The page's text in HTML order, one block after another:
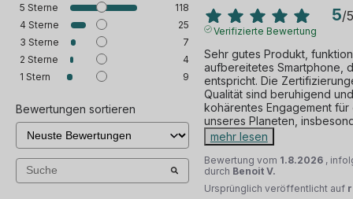
5 Sterne
118
4 Sterne
25
3 Sterne
7
2 Sterne
4
1 Stern 9
Bewertungen sortieren
5/5
Verifizierte Bewertung
Sehr gutes Produkt,
aufbereitetes Smartphone,
entspricht. Die
Qualität sind beruhigend
kohärentes Engagement
unseres Planeten,
mehr lesen
Bewertung vom 1.8.2026 ,
durch Benoit V.
Ursprünglich veröffentlicht auf